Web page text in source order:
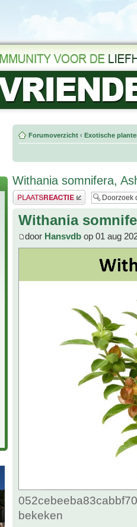
Forumoverzicht ‹ Exotische
Withania somnifera,
Plaats een reactie
Withania
door Hansvdb op 01 aug
bekeken